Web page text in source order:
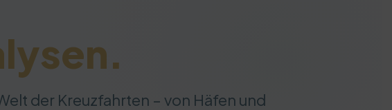
der Kreuzfahrten – von Häfen und